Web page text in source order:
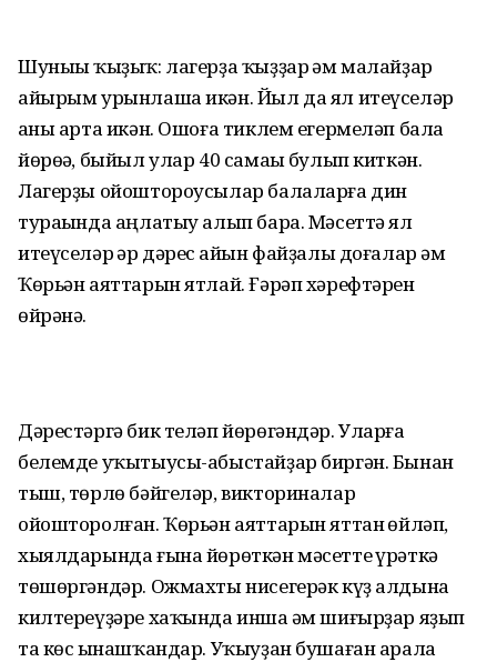
Шуныһы ҡыҙыҡ: лагерҙа ҡыҙҙар һәм малайҙар
айырым урынлаша икән. Йыл да ял итеүселәр
һаны арта икән. Ошоға тиклем егермеләп бала
йөрөһә, быйыл улар 40 самаһы булып киткән.
Лагерҙы ойоштороусылар балаларға дин
тураһында аңлатыу алып бара. Мәсеттә ял
итеүселәр һәр дәрес һайын файҙалы доғалар һәм
Ҡөрьән аяттарын ятлай. Ғәрәп хәрефтәрен
өйрәнә.
Дәрестәргә бик теләп йөрөгәндәр. Уларға
белемде уҡытыусы-абыстайҙар биргән. Бынан
тыш, төрлө бәйгеләр, викториналар
ойошторолған. Ҡөрьән аяттарын яттан һөйләп,
хыялдарында ғына йөрөткән мәсетте һүрәткә
төшөргәндәр. Ожмахты нисегерәк күҙ алдына
килтереүҙәре хаҡында инша һәм шиғырҙар яҙып
та көс һынашҡандар. Уҡыуҙан бушаған арала